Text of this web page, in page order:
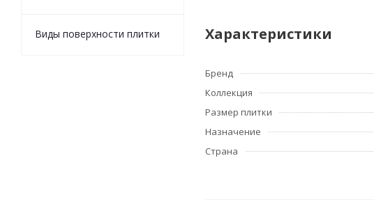
Характеристики
Бренд
Коллекция
Размер плитки
Назначение
Страна
Виды поверхности плитки